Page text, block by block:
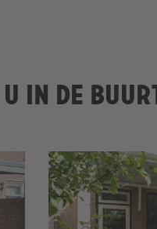
in de